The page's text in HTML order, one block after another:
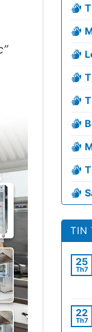
TIN
25
Th7
22
Th7